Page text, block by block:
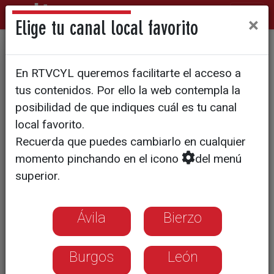
Nos acercamos al Club
Benavente Natación
Elige tu canal local favorito ×
En RTVCYL queremos facilitarte el acceso a
tus contenidos. Por ello la web contempla la
posibilidad de que indiques cuál es tu canal
local favorito.
Recuerda que puedes cambiarlo en cualquier
momento pinchando en el icono
del menú
superior.
Ávila Bierzo
Burgos León